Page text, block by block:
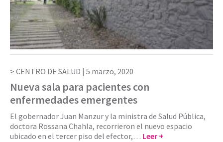
CENTRO DE SALUD | 5 marzo, 2020
Nueva sala para pacientes con
enfermedades emergentes
El gobernador Juan Manzur y la ministra de Salud Pública,
doctora Rossana Chahla, recorrieron el nuevo espacio
ubicado en el tercer piso del efector,… Leer +